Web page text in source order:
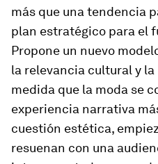
más que una tendencia
plan estratégico para el
Propone un nuevo
la relevancia cultural y
medida que la moda se
experiencia narrativa
cuestión estética,
resuenan con una